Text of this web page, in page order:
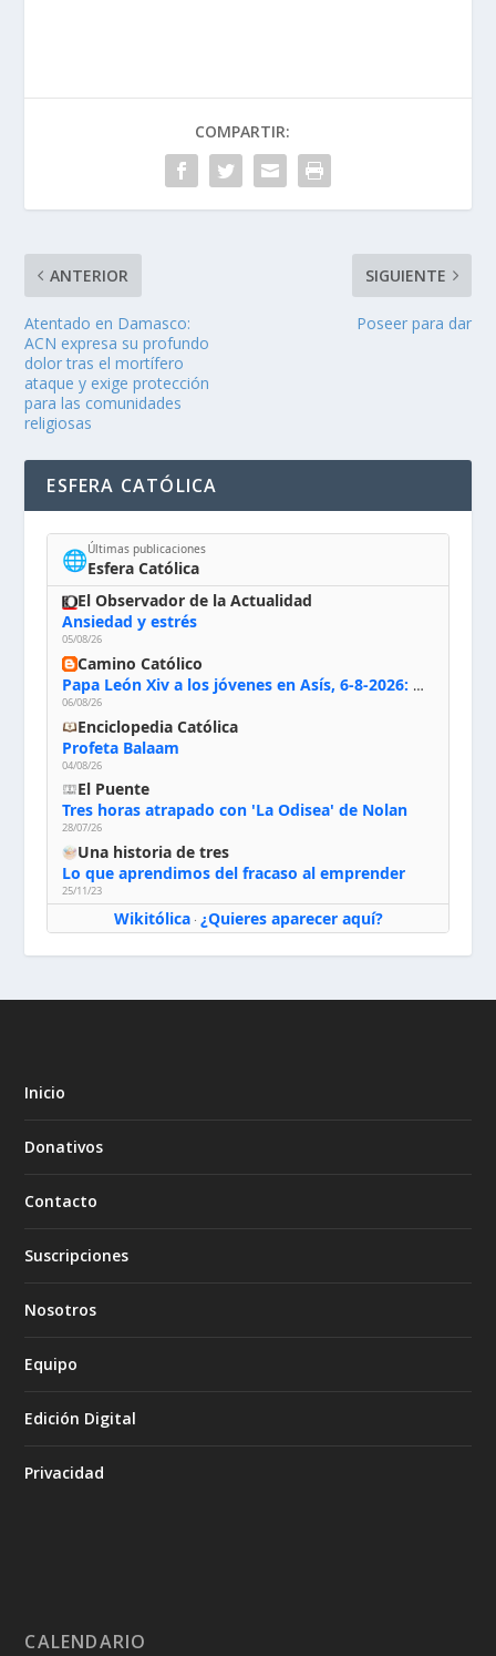
COMPARTIR:
ANTERIOR
Atentado en Damasco:
ACN expresa su profundo
dolor tras el mortífero
ataque y exige protección
para las comunidades
religiosas
SIGUIENTE
Poseer para dar
ESFERA CATÓLICA
🌐Últimas publicaciones
Esfera Católica
El Observador de la Actualidad
Ansiedad y estrés
05/08/26
Camino Católico
Papa León Xiv a los jóvenes en Asís, 6-8-2026: «De san Francisco aprendan la radicalidad evangélica: no los vuelve ciegos ni violentos, sino sensibles, atentos, siempre en el seguimiento de Jesús, humildes y acogiendo a todos»
06/08/26
Enciclopedia Católica
Profeta Balaam
04/08/26
El Puente
Tres horas atrapado con 'La Odisea' de Nolan
28/07/26
Una historia de tres
Lo que aprendimos del fracaso al emprender
25/11/23
Wikitólica· ¿Quieres aparecer aquí?
Inicio
Donativos
Contacto
Suscripciones
Nosotros
Equipo
Edición Digital
Privacidad
CALENDARIO